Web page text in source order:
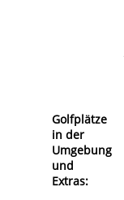
Golfplätze
in der
Umgebung
und
Extras: